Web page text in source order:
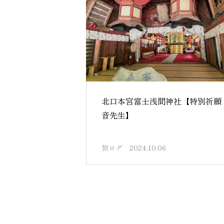
北口本宮富士浅間神社【特別祈願
音先生】
旅ログ 2024.10.06